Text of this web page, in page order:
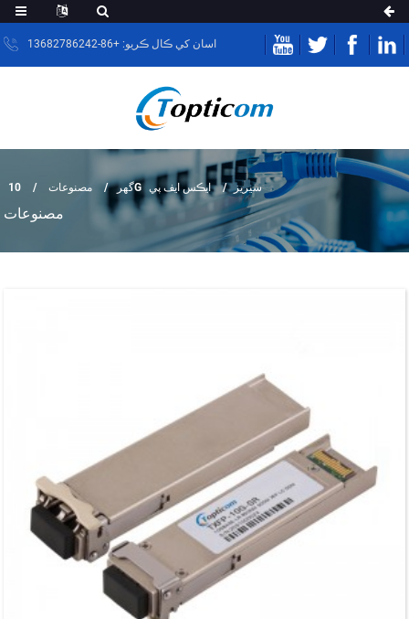
اسان کي ڪال ڪريو: +86-13682786242
گهر مصنوعات 10G سيريز ايڪس ايف پي
مصنوعات